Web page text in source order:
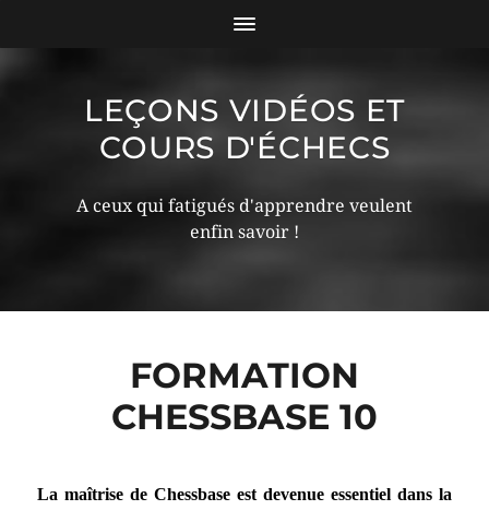
LEÇONS VIDÉOS ET
COURS D'ÉCHECS
A ceux qui fatigués d'apprendre veulent
enfin savoir !
FORMATION
CHESSBASE 10
La maîtrise de Chessbase est devenue essentiel dans la